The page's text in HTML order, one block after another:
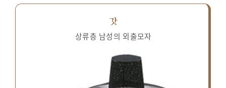
갓
상류층 남성의 외출모자